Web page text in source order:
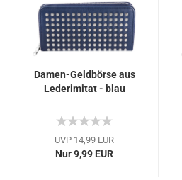
Damen-Geldbörse aus
Lederimitat - blau
UVP 14,99 EUR
Nur 9,99 EUR